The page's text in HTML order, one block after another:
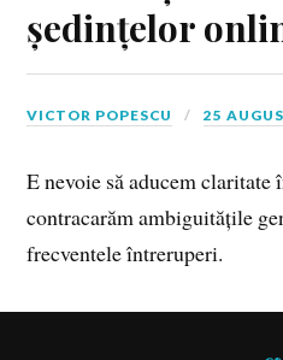
ședințelor
VICTOR POPESCU 25
E nevoie să aducem claritate
contracarăm ambiguitățile
frecventele întreruperi.